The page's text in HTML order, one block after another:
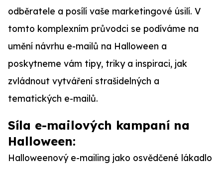
odběratele a posílí vaše marketingové úsilí. V
tomto komplexním průvodci se podíváme na
umění návrhu e-mailů na Halloween a
poskytneme vám tipy, triky a inspiraci, jak
zvládnout vytváření strašidelných a
tematických e-mailů.
Síla e-mailových kampaní na
Halloween:
Halloweenový e-mailing jako osvědčené lákadlo